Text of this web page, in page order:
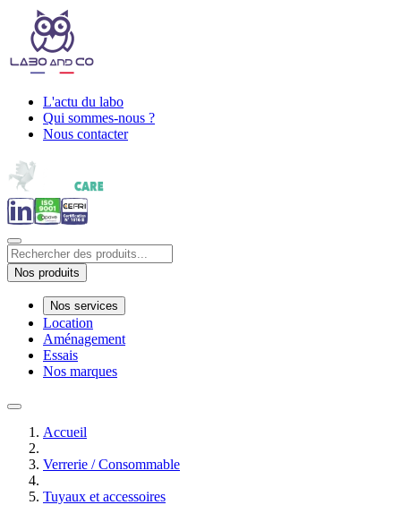
L'actu du labo
Qui sommes-nous ?
Nous contacter
Nos produits
Nos services
Location
Aménagement
Essais
Nos marques
Accueil
Verrerie / Consommable
Tuyaux et accessoires